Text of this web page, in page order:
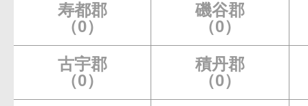
寿都郡
（0）
磯谷郡
（0）
古宇郡
（0）
積丹郡
（0）